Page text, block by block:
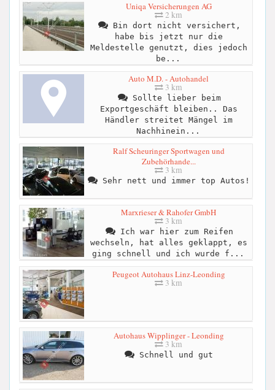
Uniqa Versicherungen AG
2 km
Bin dort nicht versichert,
habe bis jetzt nur die
Meldestelle genutzt, dies jedoch
be...
Auto M.D. - Autohandel
3 km
Sollte lieber beim
Exportgeschäft bleiben.. Das
Händler streitet Mängel im
Nachhinein...
Ralf Scheuringer Sportwagen und
Zubehörhande...
3 km
Sehr nett und immer top Autos!
Marxrieser & Rahofer GmbH
3 km
Ich war hier zum Reifen
wechseln, hat alles geklappt, es
ging schnell und ich wurde f...
Peugeot Autohaus Linz-Leonding
3 km
Autohaus Wipplinger - Leonding
3 km
Schnell und gut